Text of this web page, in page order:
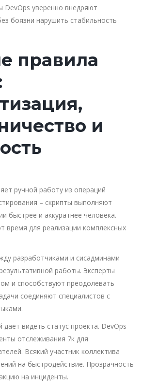
DevOps уверенно внедряют
боязни нарушить стабильность
правила
и
ручной работу из операций
– скрипты выполняют
быстрее и аккуратнее человека.
время для реализации комплексных
разработчиками и сисадминами
работы. Эксперты
и способствуют преодолевать
соединяют специалистов с
видеть статус проекта. DevOps
отслеживания 7к для
Всякий участник коллектива
на быстродействие. Прозрачность
на инциденты.